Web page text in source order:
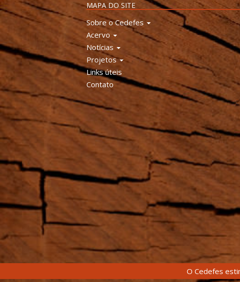
MAPA DO SITE
Sobre o Cedefes
Acervo
Notícias
Projetos
Links úteis
Contato
O Cedefes